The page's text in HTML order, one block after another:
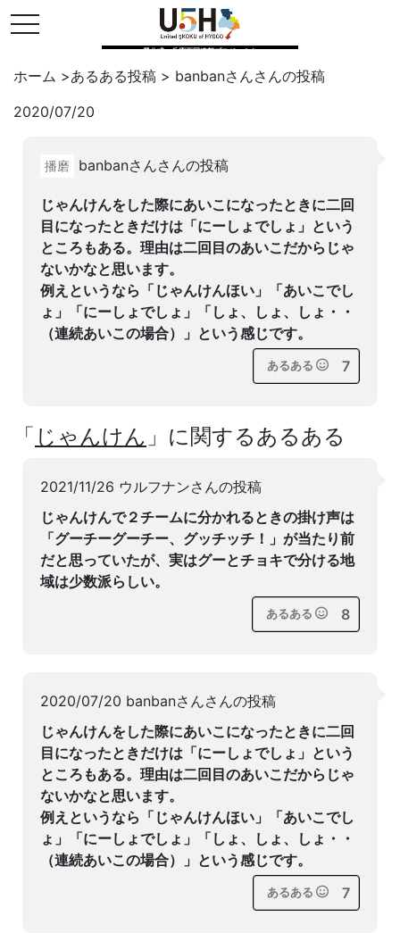
toggle navigation
県公式・兵庫五国連邦プロジェクト
ホーム >あるある投稿 > banbanさんさんの投稿
2020/07/20
播磨 banbanさんさんの投稿
じゃんけんをした際にあいこになったときに二回
目になったときだけは「にーしょでしょ」という
ところもある。理由は二回目のあいこだからじゃ
ないかなと思います。
例えというなら「じゃんけんほい」「あいこでし
ょ」「にーしょでしょ」「しょ、しょ、しょ・・
（連続あいこの場合）」という感じです。
あるある 7
「 じゃんけん 」に関するあるある
2021/11/26 ウルフナンさんの投稿
じゃんけんで２チームに分かれるときの掛け声は
「グーチーグーチー、グッチッチ！」が当たり前
だと思っていたが、実はグーとチョキで分ける地
域は少数派らしい。
あるある 8
2020/07/20 banbanさんさんの投稿
じゃんけんをした際にあいこになったときに二回
目になったときだけは「にーしょでしょ」という
ところもある。理由は二回目のあいこだからじゃ
ないかなと思います。
例えというなら「じゃんけんほい」「あいこでし
ょ」「にーしょでしょ」「しょ、しょ、しょ・・
（連続あいこの場合）」という感じです。
あるある 7